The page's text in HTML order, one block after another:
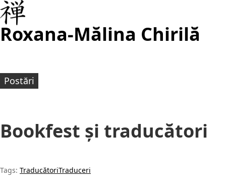
Roxana-Mălina Chirilă
Postări
Bookfest și traducători
Tags: TraducătoriTraduceri